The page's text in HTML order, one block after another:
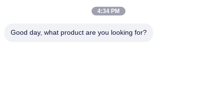
αέρα
Μέρη αναστολής
Μέρη αναστολής
4:34 PM
Good day, what product are you looking for?